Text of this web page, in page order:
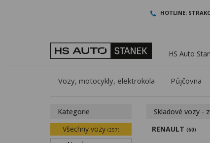
HOTLINE:
HS Auto
Vozy, motocykly, elektrokola Půjčovna
Kategorie
Všechny vozy (257)
Skladové vozy -
RENAULT (60)